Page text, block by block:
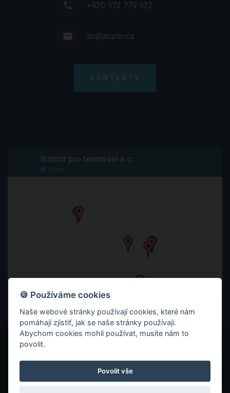
+420 572 779 922
itc@itczlin.cz
KONTAKTY
© 2026 ITC ZLÍN
ZÁSADY OCHRANY SOUKROMÍ
COOKIES
🍪 Používáme cookies
Naše webové stránky používají cookies, které nám
pomáhají zjistiť, jak se naše stránky používaji.
Abychom cookies mohli používat, musíte nám to
povolit.
Povolit vše